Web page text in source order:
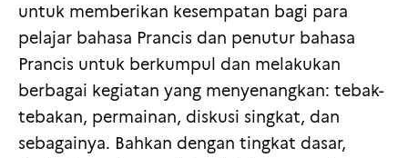
untuk memberikan kesempatan bagi para
pelajar bahasa Prancis dan penutur bahasa
Prancis untuk berkumpul dan melakukan
berbagai kegiatan yang menyenangkan: tebak-
tebakan, permainan, diskusi singkat, dan
sebagainya. Bahkan dengan tingkat dasar,